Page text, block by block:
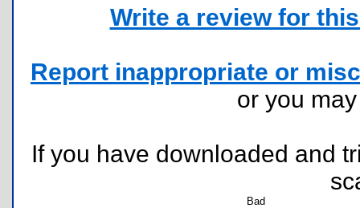
Write a review for
Report inappropriate or
or you
If you have downloaded and
Bad